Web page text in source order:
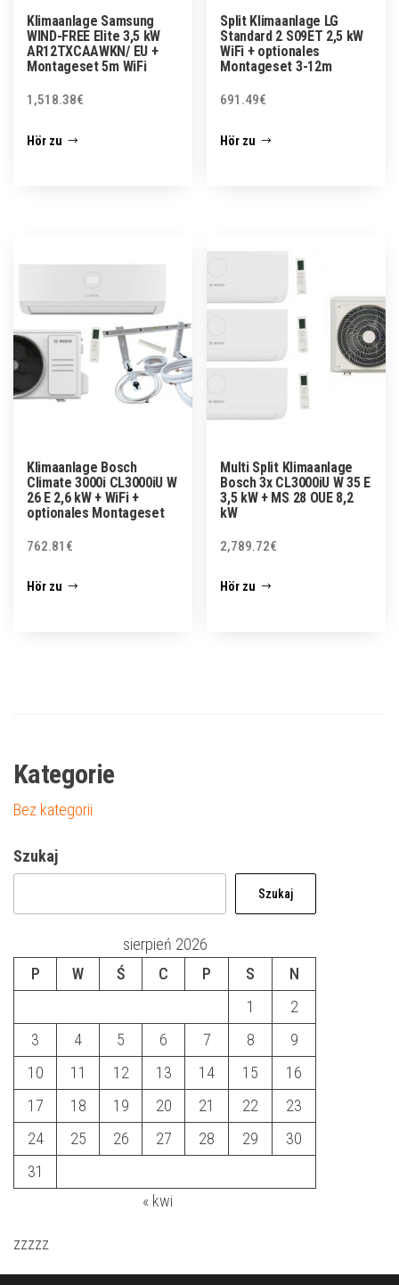
Klimaanlage Samsung
WIND-FREE Elite 3,5 kW
AR12TXCAAWKN/ EU +
Montageset 5m WiFi
1,518.38€
Hör zu
Split Klimaanlage LG
Standard 2 S09ET 2,5 kW
WiFi + optionales
Montageset 3-12m
691.49€
Hör zu
Klimaanlage Bosch
Climate 3000i CL3000iU W
26 E 2,6 kW + WiFi +
optionales Montageset
762.81 €
Hör zu
Multi Split Klimaanlage
Bosch 3x CL3000iU W 35 E
3,5 kW + MS 28 OUE 8,2
kW
2,789.72€
Hör zu
Kategorie
Bez kategorii
Szukaj
Szukaj
sierpień 2026
P
W Ś C P S
N
1
2
3
4 5 6 7 8
9
10
11 12 13 14 15
16
17
18 19 20 21 22
23
24
25 26 27 28 29
30
31
« kwi
zzzzz